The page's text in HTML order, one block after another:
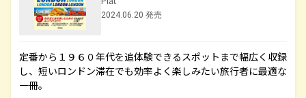
2024.06.20 発売
定番から１９６０年代を追体験できるスポットまで幅広く収録
し、短いロンドン滞在でも効率よく楽しみたい旅行者に最適な
一冊。